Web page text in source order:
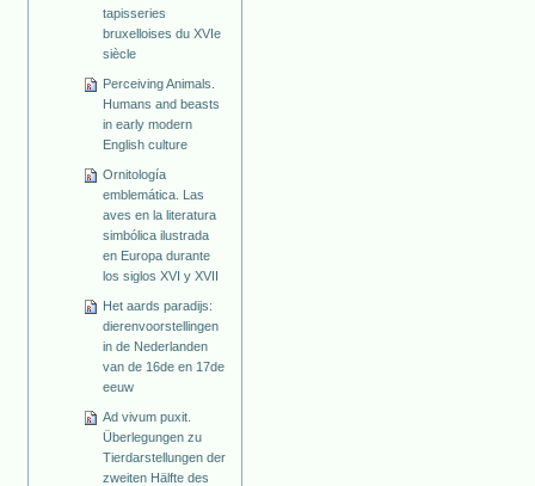
tapisseries
bruxelloises du XVIe
siècle
Perceiving Animals.
Humans and beasts
in early modern
English culture
Ornitología
emblemática. Las
aves en la literatura
simbólica ilustrada
en Europa durante
los siglos XVI y XVII
Het aards paradijs:
dierenvoorstellingen
in de Nederlanden
van de 16de en 17de
eeuw
Ad vivum puxit.
Überlegungen zu
Tierdarstellungen der
zweiten Hälfte des